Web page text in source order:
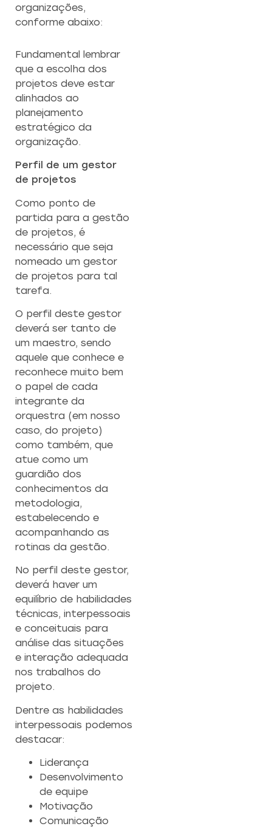
organizações,
conforme abaixo:
Fundamental lembrar
que a escolha dos
projetos deve estar
alinhados ao
planejamento
estratégico da
organização.
Perfil de um gestor
de projetos
Como ponto de
partida para a gestão
de projetos, é
necessário que seja
nomeado um gestor
de projetos para tal
tarefa.
O perfil deste gestor
deverá ser tanto de
um maestro, sendo
aquele que conhece e
reconhece muito bem
o papel de cada
integrante da
orquestra (em nosso
caso, do projeto)
como também, que
atue como um
guardião dos
conhecimentos da
metodologia,
estabelecendo e
acompanhando as
rotinas da gestão.
No perfil deste gestor,
deverá haver um
equilíbrio de habilidades
técnicas, interpessoais
e conceituais para
análise das situações
e interação adequada
nos trabalhos do
projeto.
Dentre as habilidades
interpessoais podemos
destacar:
Liderança
Desenvolvimento
de equipe
Motivação
Comunicação